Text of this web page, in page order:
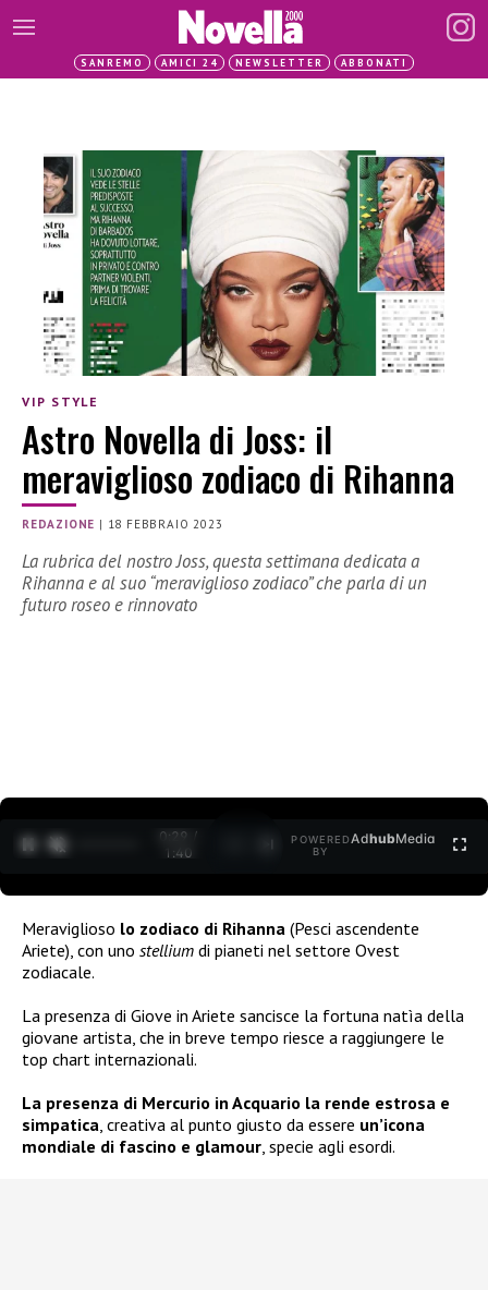
SANREMO AMICI 24 NEWSLETTER ABBONATI
VIP STYLE
Astro Novella di Joss: il
meraviglioso zodiaco di Rihanna
REDAZIONE | 18 FEBBRAIO 2023
La rubrica del nostro Joss, questa settimana dedicata a
Rihanna e al suo “meraviglioso zodiaco” che parla di un
futuro roseo e rinnovato
0:30 /
1:40
POWERED
BY
AdhubMedia
Meraviglioso lo zodiaco di Rihanna (Pesci ascendente
Ariete), con uno stellium di pianeti nel settore Ovest
zodiacale.
La presenza di Giove in Ariete sancisce la fortuna natìa della
giovane artista, che in breve tempo riesce a raggiungere le
top chart internazionali.
La presenza di Mercurio in Acquario la rende estrosa e
simpatica , creativa al punto giusto da essere un’icona
mondiale di fascino e glamour , specie agli esordi.